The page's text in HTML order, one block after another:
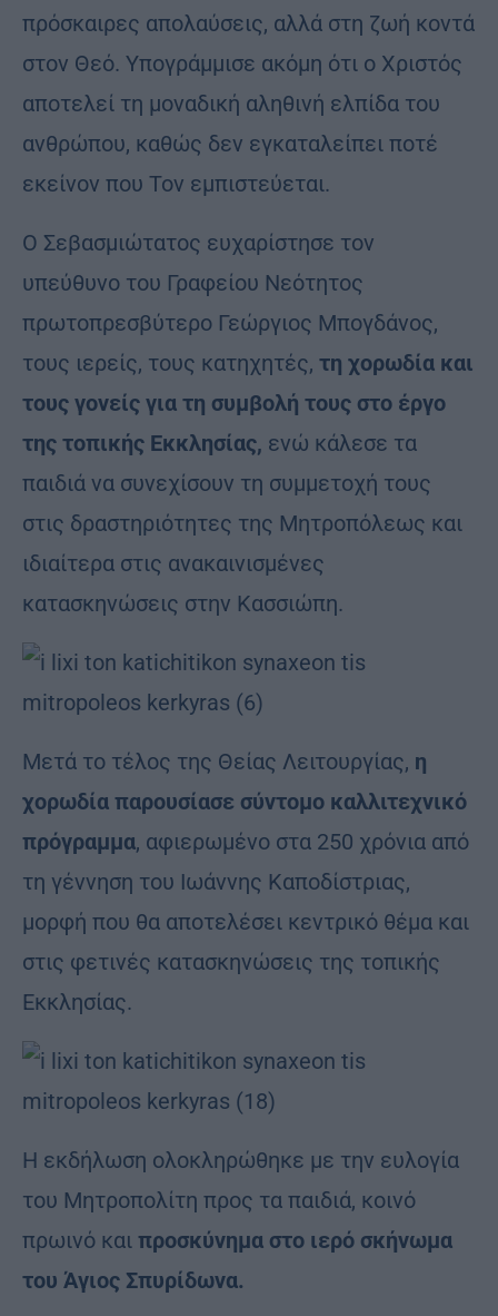
πρόσκαιρες απολαύσεις, αλλά στη ζωή κοντά
στον Θεό. Υπογράμμισε ακόμη ότι ο Χριστός
αποτελεί τη μοναδική αληθινή ελπίδα του
ανθρώπου, καθώς δεν εγκαταλείπει ποτέ
εκείνον που Τον εμπιστεύεται.
Ο Σεβασμιώτατος ευχαρίστησε τον
υπεύθυνο του Γραφείου Νεότητος
πρωτοπρεσβύτερο Γεώργιος Μπογδάνος,
τους ιερείς, τους κατηχητές, τη χορωδία και
τους γονείς για τη συμβολή τους στο έργο
της τοπικής Εκκλησίας, ενώ κάλεσε τα
παιδιά να συνεχίσουν τη συμμετοχή τους
στις δραστηριότητες της Μητροπόλεως και
ιδιαίτερα στις ανακαινισμένες
κατασκηνώσεις στην Κασσιώπη.
Μετά το τέλος της Θείας Λειτουργίας, η
χορωδία παρουσίασε σύντομο καλλιτεχνικό
πρόγραμμα, αφιερωμένο στα 250 χρόνια από
τη γέννηση του Ιωάννης Καποδίστριας,
μορφή που θα αποτελέσει κεντρικό θέμα και
στις φετινές κατασκηνώσεις της τοπικής
Εκκλησίας.
Η εκδήλωση ολοκληρώθηκε με την ευλογία
του Μητροπολίτη προς τα παιδιά, κοινό
πρωινό και προσκύνημα στο ιερό σκήνωμα
του Άγιος Σπυρίδωνα.